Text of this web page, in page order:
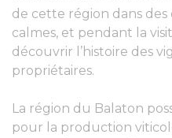
de cette région dans
calmes, et pendant la
découvrir l’histoire des
propriétaires.
La région du Balaton
pour la production